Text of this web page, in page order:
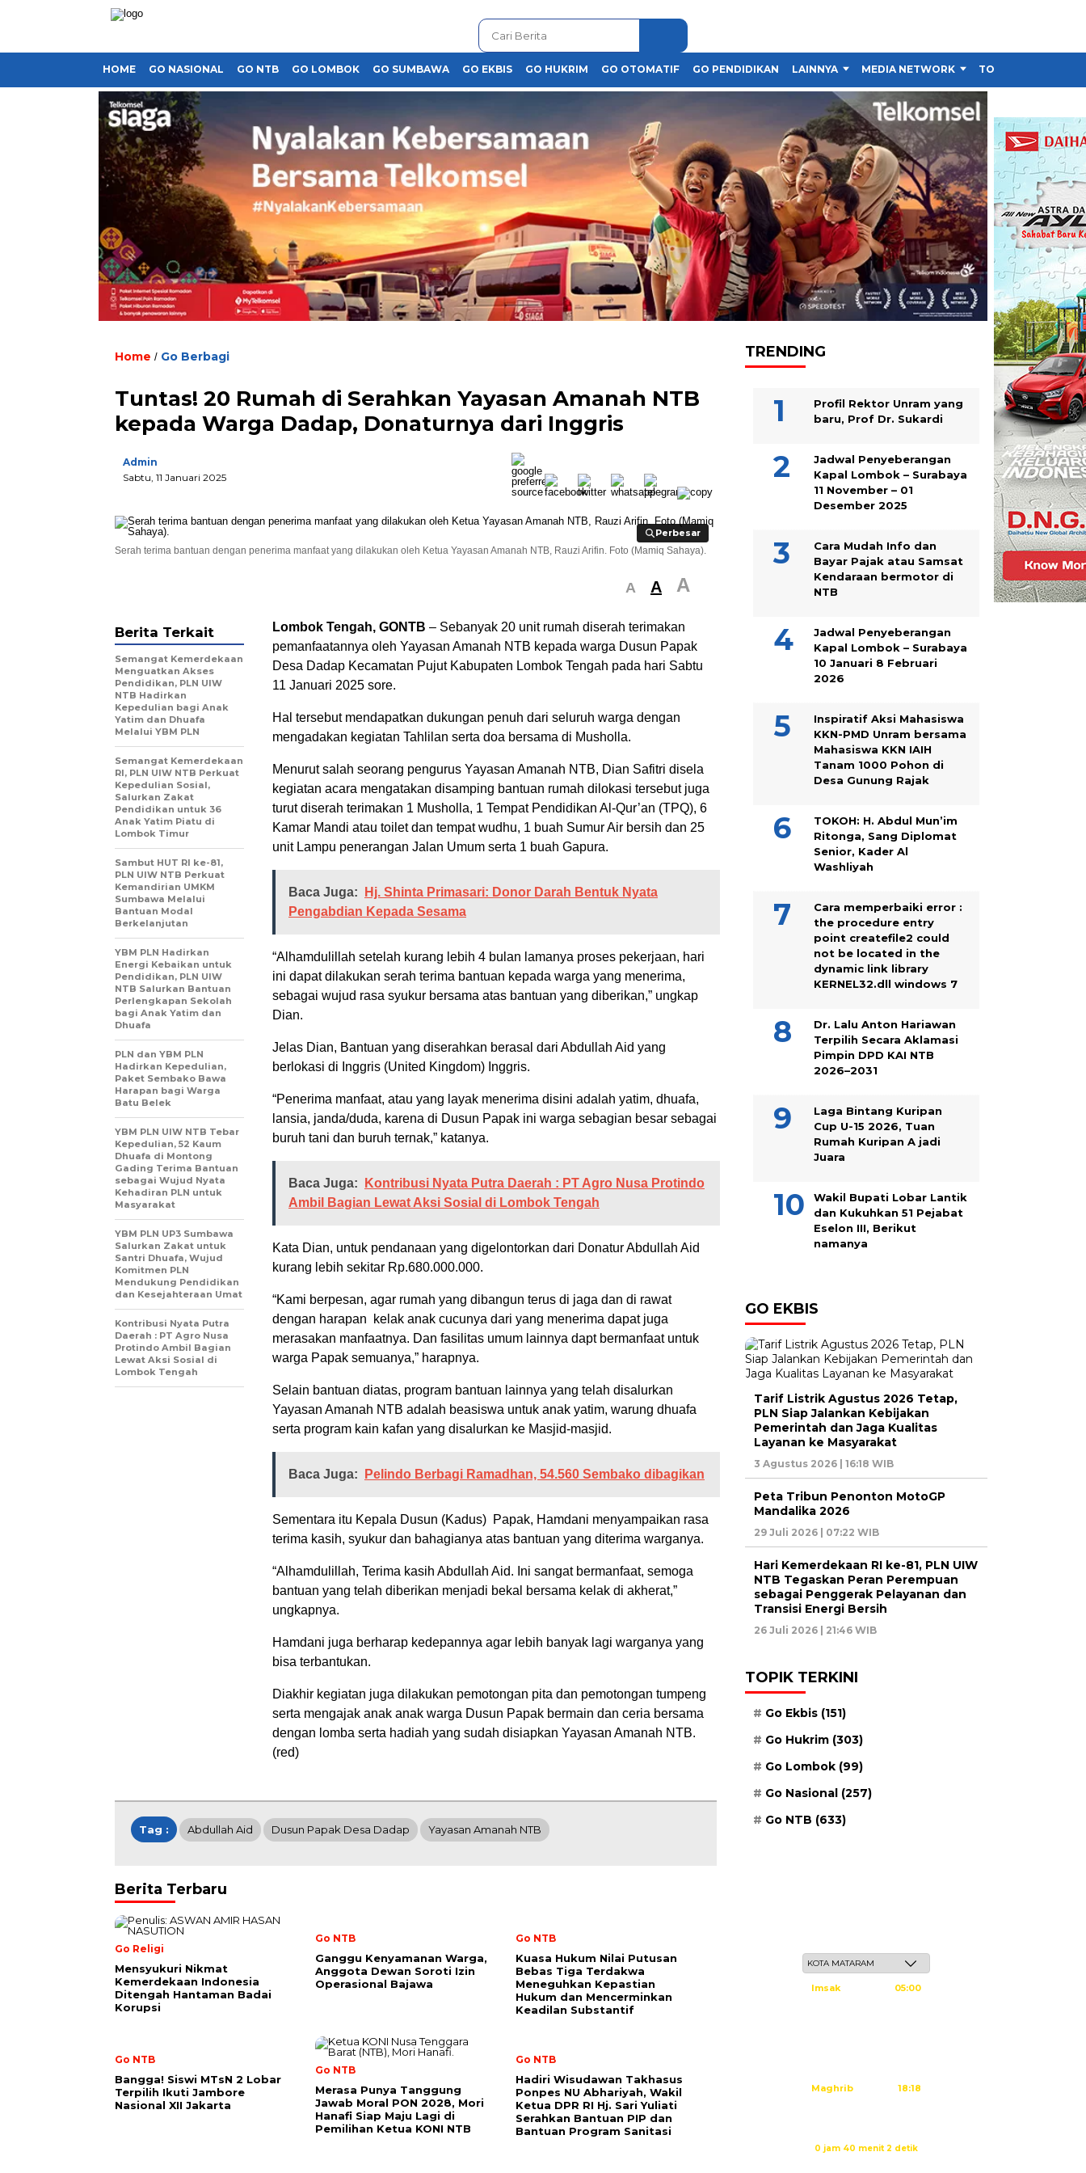
HOME GO NASIONAL GO NTB GO LOMBOK GO SUMBAWA GO EKBIS GO HUKRIM GO OTOMATIF GO PENDIDIKAN LAINNYA MEDIA NETWORK TOKO
Home / Go Berbagi
Tuntas! 20 Rumah di Serahkan Yayasan Amanah NTB
kepada Warga Dadap, Donaturnya dari Inggris
Admin
Sabtu, 11 Januari 2025
Perbesar
Perbesar
Serah terima bantuan dengan penerima manfaat yang dilakukan oleh Ketua Yayasan Amanah NTB, Rauzi Arifin. Foto (Mamiq Sahaya).
A A A
Lombok Tengah, GONTB – Sebanyak 20 unit rumah diserah terimakan
pemanfaatannya oleh Yayasan Amanah NTB kepada warga Dusun Papak
Desa Dadap Kecamatan Pujut Kabupaten Lombok Tengah pada hari Sabtu
11 Januari 2025 sore.
Hal tersebut mendapatkan dukungan penuh dari seluruh warga dengan
mengadakan kegiatan Tahlilan serta doa bersama di Musholla.
Menurut salah seorang pengurus Yayasan Amanah NTB, Dian Safitri disela
kegiatan acara mengatakan disamping bantuan rumah dilokasi tersebut juga
turut diserah terimakan 1 Musholla, 1 Tempat Pendidikan Al-Qur’an (TPQ), 6
Kamar Mandi atau toilet dan tempat wudhu, 1 buah Sumur Air bersih dan 25
unit Lampu penerangan Jalan Umum serta 1 buah Gapura.
Baca Juga:
Hj. Shinta Primasari: Donor Darah Bentuk Nyata
Pengabdian Kepada Sesama
“Alhamdulillah setelah kurang lebih 4 bulan lamanya proses pekerjaan, hari
ini dapat dilakukan serah terima bantuan kepada warga yang menerima,
sebagai wujud rasa syukur bersama atas bantuan yang diberikan,” ungkap
Dian.
Jelas Dian, Bantuan yang diserahkan berasal dari Abdullah Aid yang
berlokasi di Inggris (United Kingdom) Inggris.
“Penerima manfaat, atau yang layak menerima disini adalah yatim, dhuafa,
lansia, janda/duda, karena di Dusun Papak ini warga sebagian besar sebagai
buruh tani dan buruh ternak,” katanya.
Baca Juga:
Kontribusi Nyata Putra Daerah : PT Agro Nusa Protindo
Ambil Bagian Lewat Aksi Sosial di Lombok Tengah
Kata Dian, untuk pendanaan yang digelontorkan dari Donatur Abdullah Aid
kurang lebih sekitar Rp.680.000.000.
“Kami berpesan, agar rumah yang dibangun terus di jaga dan di rawat
dengan harapan kelak anak cucunya dari yang menerima dapat juga
merasakan manfaatnya. Dan fasilitas umum lainnya dapt bermanfaat untuk
warga Papak semuanya,” harapnya.
Selain bantuan diatas, program bantuan lainnya yang telah disalurkan
Yayasan Amanah NTB adalah beasiswa untuk anak yatim, warung dhuafa
serta program kain kafan yang disalurkan ke Masjid-masjid.
Baca Juga: Pelindo Berbagi Ramadhan, 54.560 Sembako dibagikan
Sementara itu Kepala Dusun (Kadus) Papak, Hamdani menyampaikan rasa
terima kasih, syukur dan bahagianya atas bantuan yang diterima warganya.
“Alhamdulillah, Terima kasih Abdullah Aid. Ini sangat bermanfaat, semoga
bantuan yang telah diberikan menjadi bekal bersama kelak di akherat,”
ungkapnya.
Hamdani juga berharap kedepannya agar lebih banyak lagi warganya yang
bisa terbantukan.
Diakhir kegiatan juga dilakukan pemotongan pita dan pemotongan tumpeng
serta mengajak anak anak warga Dusun Papak bermain dan ceria bersama
dengan lomba serta hadiah yang sudah disiapkan Yayasan Amanah NTB.
(red)
Berita Terkait
Semangat Kemerdekaan
Menguatkan Akses
Pendidikan, PLN UIW
NTB Hadirkan
Kepedulian bagi Anak
Yatim dan Dhuafa
Melalui YBM PLN
Semangat Kemerdekaan
RI, PLN UIW NTB Perkuat
Kepedulian Sosial,
Salurkan Zakat
Pendidikan untuk 36
Anak Yatim Piatu di
Lombok Timur
Sambut HUT RI ke-81,
PLN UIW NTB Perkuat
Kemandirian UMKM
Sumbawa Melalui
Bantuan Modal
Berkelanjutan
YBM PLN Hadirkan
Energi Kebaikan untuk
Pendidikan, PLN UIW
NTB Salurkan Bantuan
Perlengkapan Sekolah
bagi Anak Yatim dan
Dhuafa
PLN dan YBM PLN
Hadirkan Kepedulian,
Paket Sembako Bawa
Harapan bagi Warga
Batu Belek
YBM PLN UIW NTB Tebar
Kepedulian, 52 Kaum
Dhuafa di Montong
Gading Terima Bantuan
sebagai Wujud Nyata
Kehadiran PLN untuk
Masyarakat
YBM PLN UP3 Sumbawa
Salurkan Zakat untuk
Santri Dhuafa, Wujud
Komitmen PLN
Mendukung Pendidikan
dan Kesejahteraan Umat
Kontribusi Nyata Putra
Daerah : PT Agro Nusa
Protindo Ambil Bagian
Lewat Aksi Sosial di
Lombok Tengah
Tag : Abdullah Aid Dusun Papak Desa Dadap Yayasan Amanah NTB
Berita Terbaru
Go Religi
Mensyukuri Nikmat
Kemerdekaan Indonesia
Ditengah Hantaman Badai
Korupsi
Go NTB
Ganggu Kenyamanan Warga,
Anggota Dewan Soroti Izin
Operasional Bajawa
Go NTB
Kuasa Hukum Nilai Putusan
Bebas Tiga Terdakwa
Meneguhkan Kepastian
Hukum dan Mencerminkan
Keadilan Substantif
Go NTB
Bangga! Siswi MTsN 2 Lobar
Terpilih Ikuti Jambore
Nasional XII Jakarta
Go NTB
Merasa Punya Tanggung
Jawab Moral PON 2028, Mori
Hanafi Siap Maju Lagi di
Pemilihan Ketua KONI NTB
Go NTB
Hadiri Wisudawan Takhasus
Ponpes NU Abhariyah, Wakil
Ketua DPR RI Hj. Sari Yuliati
Serahkan Bantuan PIP dan
Bantuan Program Sanitasi
TRENDING
Profil Rektor Unram yang
baru, Prof Dr. Sukardi
Jadwal Penyeberangan
Kapal Lombok – Surabaya
11 November – 01
Desember 2025
Cara Mudah Info dan
Bayar Pajak atau Samsat
Kendaraan bermotor di
NTB
Jadwal Penyeberangan
Kapal Lombok – Surabaya
10 Januari 8 Februari
2026
Inspiratif Aksi Mahasiswa
KKN-PMD Unram bersama
Mahasiswa KKN IAIH
Tanam 1000 Pohon di
Desa Gunung Rajak
TOKOH: H. Abdul Mun’im
Ritonga, Sang Diplomat
Senior, Kader Al
Washliyah
Cara memperbaiki error :
the procedure entry
point createfile2 could
not be located in the
dynamic link library
KERNEL32.dll windows 7
Dr. Lalu Anton Hariawan
Terpilih Secara Aklamasi
Pimpin DPD KAI NTB
2026–2031
Laga Bintang Kuripan
Cup U-15 2026, Tuan
Rumah Kuripan A jadi
Juara
Wakil Bupati Lobar Lantik
dan Kukuhkan 51 Pejabat
Eselon III, Berikut
namanya
GO EKBIS
Tarif Listrik Agustus 2026 Tetap,
PLN Siap Jalankan Kebijakan
Pemerintah dan Jaga Kualitas
Layanan ke Masyarakat
3 Agustus 2026 | 16:18 WIB
Peta Tribun Penonton MotoGP
Mandalika 2026
29 Juli 2026 | 07:22 WIB
Hari Kemerdekaan RI ke-81, PLN UIW
NTB Tegaskan Peran Perempuan
sebagai Penggerak Pelayanan dan
Transisi Energi Bersih
26 Juli 2026 | 21:46 WIB
TOPIK TERKINI
Go Ekbis (151)
Go Hukrim (303)
Go Lombok (99)
Go Nasional (257)
Go NTB (633)
Imsak 05:00
Maghrib 18:18
0 jam 40 menit 1 detik